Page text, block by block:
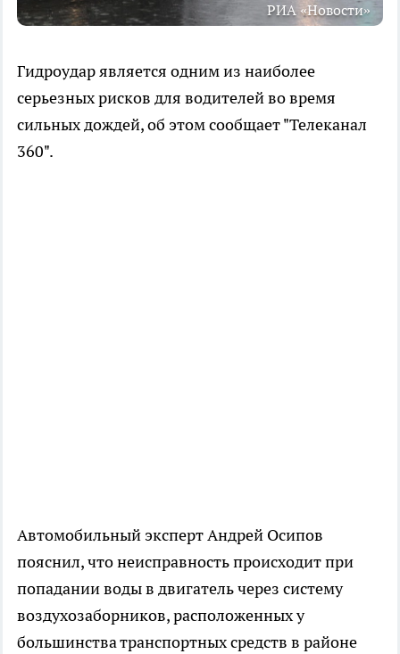
РИА «Новости»
Гидроудар является одним из наиболее
серьезных рисков для водителей во время
сильных дождей, об этом сообщает "Телеканал
360".
Автомобильный эксперт Андрей Осипов
пояснил, что неисправность происходит при
попадании воды в двигатель через систему
воздухозаборников, расположенных у
большинства транспортных средств в районе